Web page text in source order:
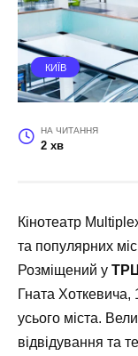
КИЇВ
НА ЧИТАННЯ
2 хв
Кінотеатр
та популярних
Розміщений у
Гната Хоткевича,
усього міста.
відвідування та